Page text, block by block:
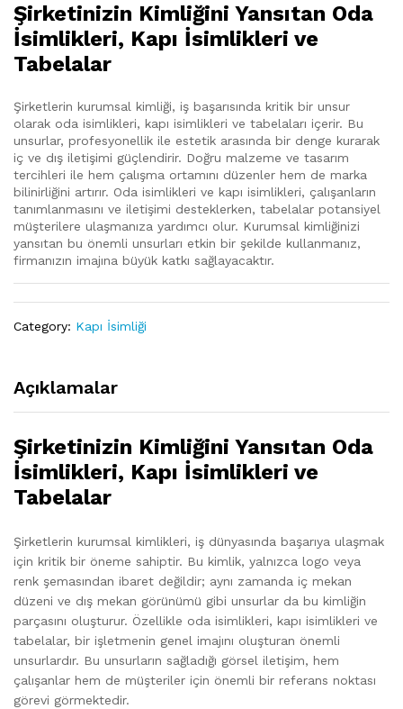
Şirketinizin Kimliğini Yansıtan Oda
İsimlikleri, Kapı İsimlikleri ve
Tabelalar
Şirketlerin kurumsal kimliği, iş başarısında kritik bir unsur
olarak oda isimlikleri, kapı isimlikleri ve tabelaları içerir. Bu
unsurlar, profesyonellik ile estetik arasında bir denge kurarak
iç ve dış iletişimi güçlendirir. Doğru malzeme ve tasarım
tercihleri ile hem çalışma ortamını düzenler hem de marka
bilinirliğini artırır. Oda isimlikleri ve kapı isimlikleri, çalışanların
tanımlanmasını ve iletişimi desteklerken, tabelalar potansiyel
müşterilere ulaşmanıza yardımcı olur. Kurumsal kimliğinizi
yansıtan bu önemli unsurları etkin bir şekilde kullanmanız,
firmanızın imajına büyük katkı sağlayacaktır.
Category: Kapı İsimliği
Açıklamalar
Şirketinizin Kimliğini Yansıtan Oda
İsimlikleri, Kapı İsimlikleri ve
Tabelalar
Şirketlerin kurumsal kimlikleri, iş dünyasında başarıya ulaşmak
için kritik bir öneme sahiptir. Bu kimlik, yalnızca logo veya
renk şemasından ibaret değildir; aynı zamanda iç mekan
düzeni ve dış mekan görünümü gibi unsurlar da bu kimliğin
parçasını oluşturur. Özellikle oda isimlikleri, kapı isimlikleri ve
tabelalar, bir işletmenin genel imajını oluşturan önemli
unsurlardır. Bu unsurların sağladığı görsel iletişim, hem
çalışanlar hem de müşteriler için önemli bir referans noktası
görevi görmektedir.